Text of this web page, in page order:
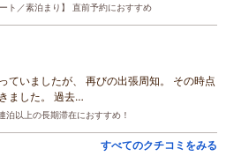
ト／素泊まり】 直前予約におすすめ
ていましたが、 再びの出張周知。 その時点
ました。 過去…
泊以上の長期滞在におすすめ！
すべてのクチコミをみる